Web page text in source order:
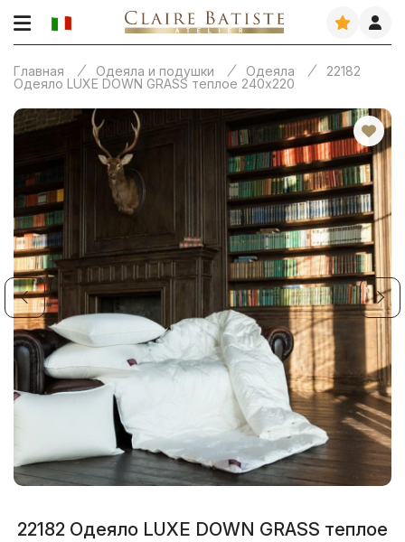
Главная Одеяла и подушки Одеяла
22182
Одеяло LUXE DOWN GRASS теплое 240х220
22182 Одеяло LUXE DOWN GRASS теплое